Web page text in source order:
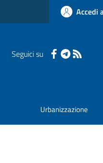
Accedi
Seguici su
Urbanizzazione